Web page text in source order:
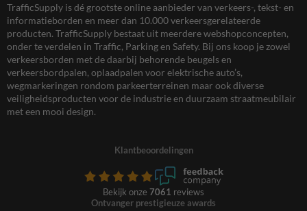
TrafficSupply is dé grootste online aanbieder van verkeers-, tekst- en
informatieborden en meer dan 10.000 verkeersgerelateerde
producten. TrafficSupply bestaat uit meerdere webshopconcepten,
onder te verdelen in Traffic, Parking en Safety. Bij ons koop je zowel
verkeersborden met de daarbij behorende beugels en
verkeersbordpalen, oplaadpalen voor elektrische auto’s,
wegmarkeringen rondom parkeerterreinen maar ook diverse
veiligheidsproducten voor de industrie en duurzaam straatmeubilair
met een mooi design.
Klantbeoordelingen
Bekijk onze 7061 reviews
Ontvanger prestigieuze awards